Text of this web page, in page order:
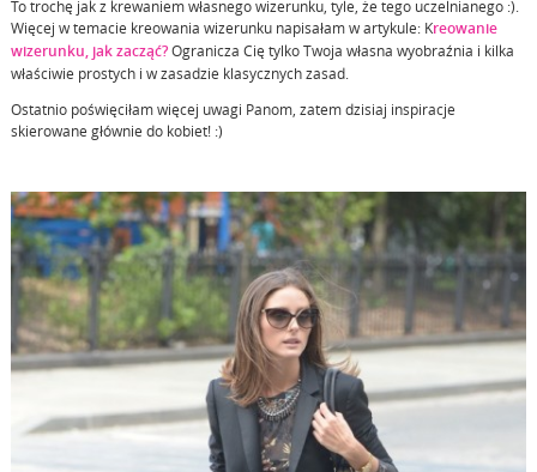
To trochę jak z krewaniem własnego wizerunku, tyle, że tego uczelnianego :).
Więcej w temacie kreowania wizerunku napisałam w artykule: Kreowanie
wizerunku, jak zacząć?Ogranicza Cię tylko Twoja własna wyobraźnia i kilka
właściwie prostych i w zasadzie klasycznych zasad.
Ostatnio poświęciłam więcej uwagi Panom, zatem dzisiaj inspiracje
skierowane głównie do kobiet! :)